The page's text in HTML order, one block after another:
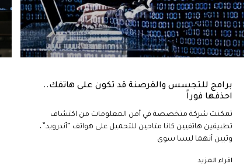
برامج للتجسس والقرصنة قد تكون على هاتفك..
احذفها فوراً
تمكنت شركة متخصصة في أمن المعلومات من اكتشاف
تطبيقين هاتفيين كانا متاحين للتحميل على هواتف “أندرويد”،
وتبين أنهما ليسا سوى
اقراء المزيد